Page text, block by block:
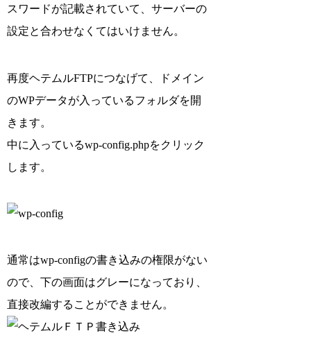
スワードが記載されていて、サーバーの
設定と合わせなくてはいけません。
再度ヘテムルFTPにつなげて、ドメイン
のWPデータが入っているフォルダを開
きます。
中に入っているwp-config.phpをクリック
します。
通常はwp-configの書き込みの権限がない
ので、下の画面はグレーになっており、
直接改編することができません。